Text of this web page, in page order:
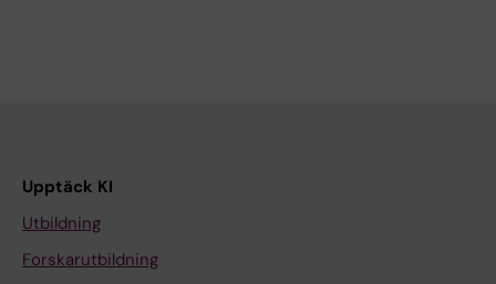
Upptäck KI
Utbildning
Forskarutbildning